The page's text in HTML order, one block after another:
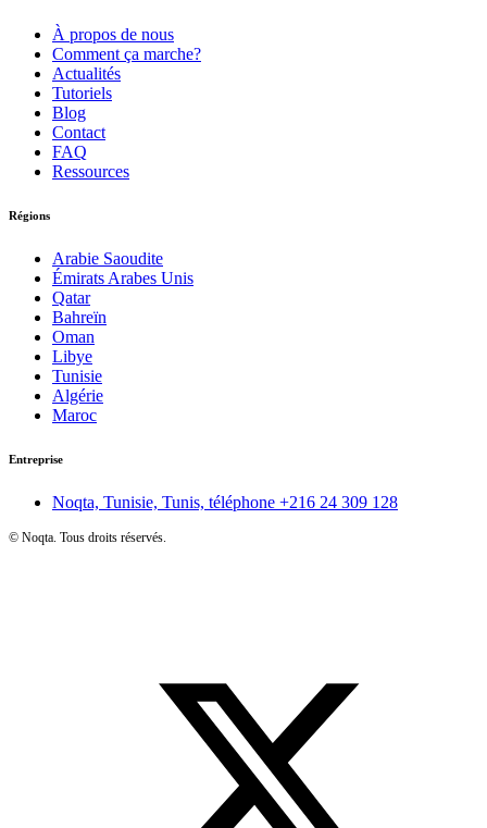
À propos de nous
Comment ça marche?
Actualités
Tutoriels
Blog
Contact
FAQ
Ressources
Régions
Arabie Saoudite
Émirats Arabes Unis
Qatar
Bahreïn
Oman
Libye
Tunisie
Algérie
Maroc
Entreprise
Noqta, Tunisie, Tunis, téléphone +216 24 309 128
© Noqta. Tous droits réservés.